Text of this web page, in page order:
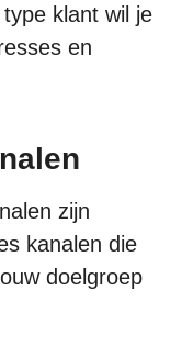
klant wil je
en
zijn
kanalen die
doelgroep